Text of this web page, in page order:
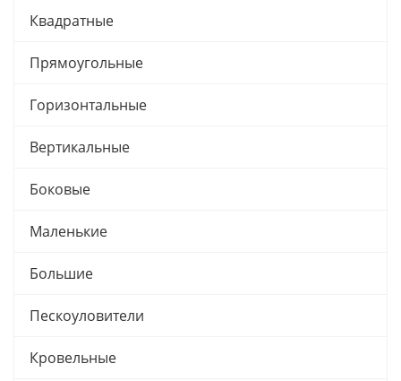
Квадратные
Прямоугольные
Горизонтальные
Вертикальные
Боковые
Маленькие
Большие
Пескоуловители
Кровельные